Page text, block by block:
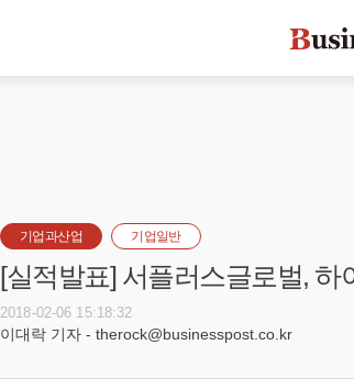
기업과산업 기업일반
[실적발표] 서플러스글로벌, 하
2018-02-06 15:18:32
이대락 기자 - therock@businesspost.co.kr